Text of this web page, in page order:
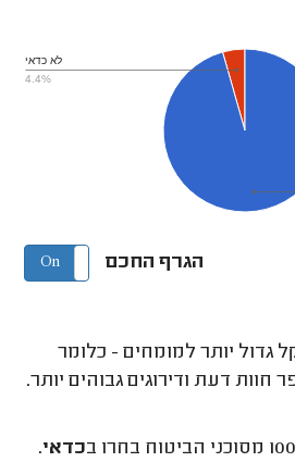
לא כדאי
4.4%
הגרף החכם On Off
גדול יותר למומחים - כלומר
חוות דעת ודירוגים גבוהים יותר.
כדאי.